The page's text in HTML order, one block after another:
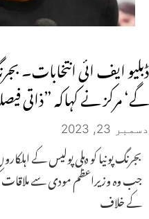
ڈبلیو ایف ائی انتخابات۔
گے‘ مرکز نے کہاکہ ”ذاتی
دسمبر 23, 2023
بجرنگ پونیا کو دہلی پولیس کے
جب وہ وزیراعظم مودی سے
کے خلاف